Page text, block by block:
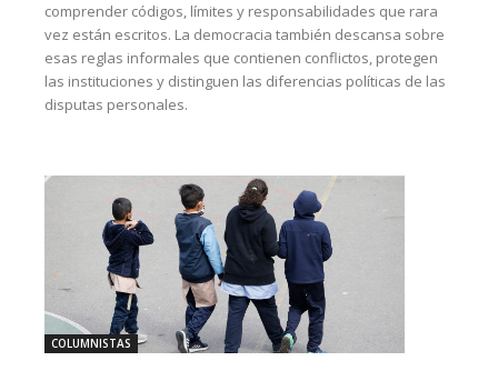
comprender códigos, límites y responsabilidades que rara
vez están escritos. La democracia también descansa sobre
esas reglas informales que contienen conflictos, protegen
las instituciones y distinguen las diferencias políticas de las
disputas personales.
COLUMNISTAS